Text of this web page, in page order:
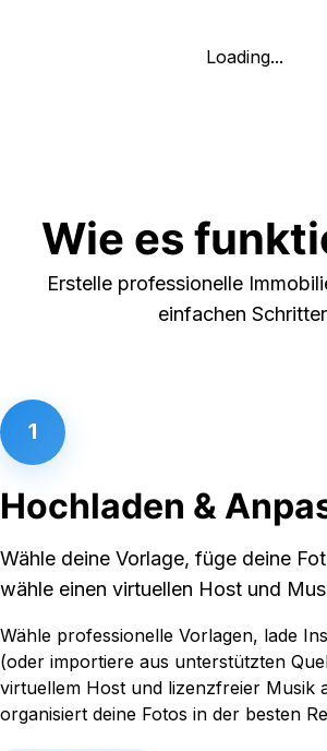
Loading...
Wie es
Erstelle professionelle
einfachen
1
Hochladen &
Wähle deine Vorlage, füge deine
wähle einen virtuellen Host und
Wähle professionelle Vorlagen, lade
(oder importiere aus unterstützten
virtuellem Host und lizenzfreier Musik
organisiert deine Fotos in der besten